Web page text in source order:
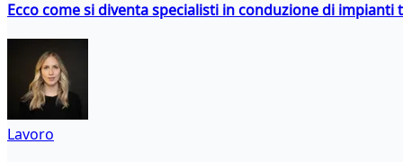
Ecco come si diventa specialisti in conduzione di impianti
Lavoro